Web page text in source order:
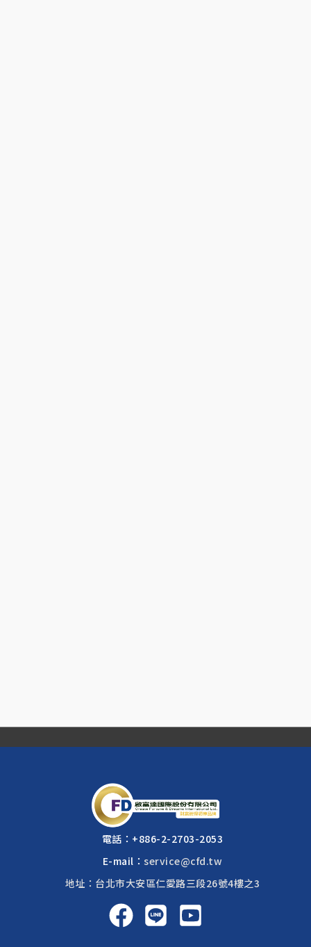
電話： +886-2-2703-2053
E-mail：service@cfd.tw
地址：台北市大安區仁愛路三段26號4樓之3